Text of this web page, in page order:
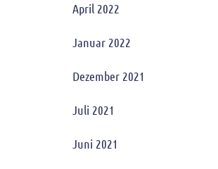
April 2022
Januar 2022
Dezember 2021
Juli 2021
Juni 2021